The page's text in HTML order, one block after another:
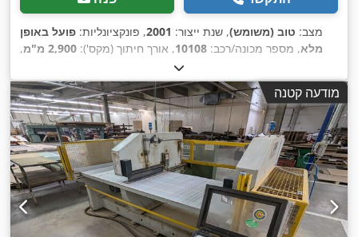
מצב: טוב (משומש), שנת ייצור: 2001, פונקציונליות: פועל באופן
מלא, מספר מכונה/רכב: 10108, אורך חיתוך (מקס'): 2,900 מ"מ
,
מודעה קטנה